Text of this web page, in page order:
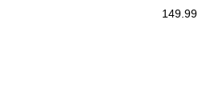
149.99